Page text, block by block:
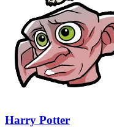
Harry Potter